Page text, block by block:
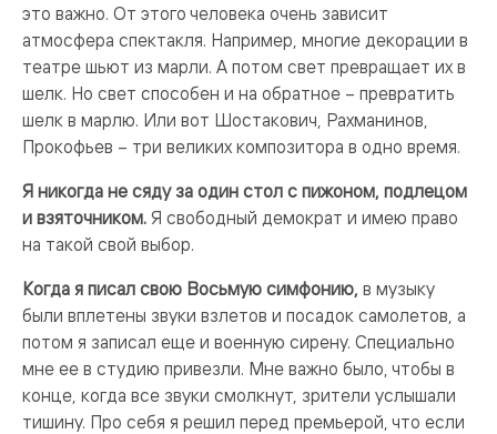
это важно. От этого человека очень зависит
атмосфера спектакля. Например, многие декорации в
театре шьют из марли. А потом свет превращает их в
шелк. Но свет способен и на обратное – превратить
шелк в марлю. Или вот Шостакович, Рахманинов,
Прокофьев – три великих композитора в одно время.
Я никогда не сяду за один стол с пижоном, подлецом
и взяточником. Я свободный демократ и имею право
на такой свой выбор.
Когда я писал свою Восьмую симфонию, в музыку
были вплетены звуки взлетов и посадок самолетов, а
потом я записал еще и военную сирену. Специально
мне ее в студию привезли. Мне важно было, чтобы в
конце, когда все звуки смолкнут, зрители услышали
тишину. Про себя я решил перед премьерой, что если